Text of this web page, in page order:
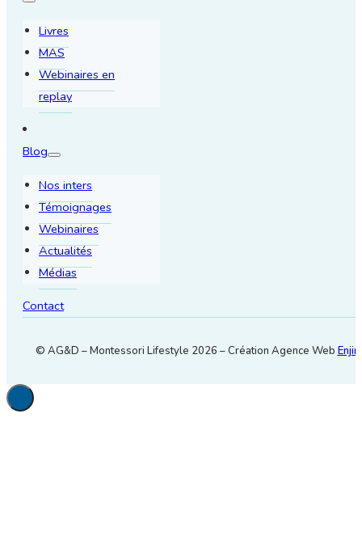
Livres
MAS
Webinaires en
replay
Blog
Nos inters
Témoignages
Webinaires
Actualités
Médias
Contact
© AG&D – Montessori Lifestyle 2026 – Création Agence Web Enjin